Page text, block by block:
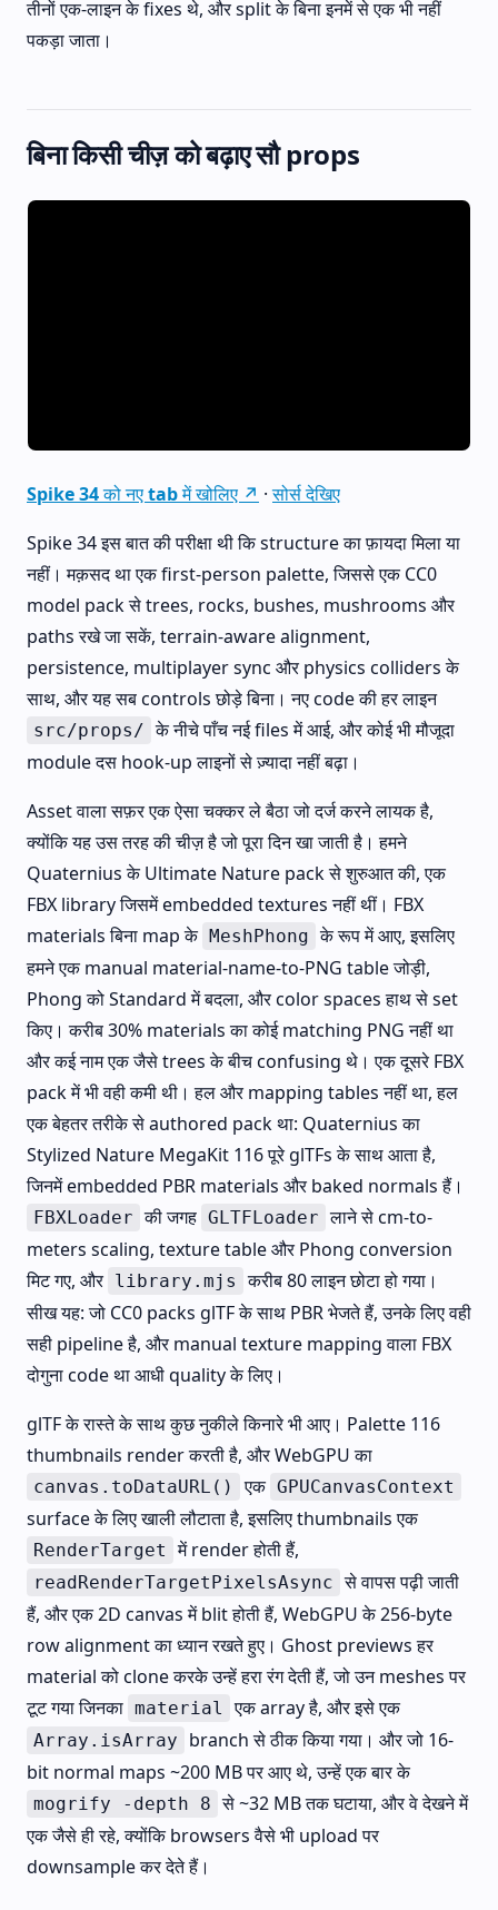
तीनों एक-लाइन के fixes थे, और split के बिना इनमें से एक भी नहीं
पकड़ा जाता।
बिना किसी चीज़ को बढ़ाए सौ props
Spike 34 को नए tab में खोलिए ↗ ·सोर्स देखिए
Spike 34 इस बात की परीक्षा थी कि structure का फ़ायदा मिला या
नहीं। मक़सद था एक first-person palette, जिससे एक CC0
model pack से trees, rocks, bushes, mushrooms और
paths रखे जा सकें, terrain-aware alignment,
persistence, multiplayer sync और physics colliders के
साथ, और यह सब controls छोड़े बिना। नए code की हर लाइन
src/props/ के नीचे पाँच नई files में आई, और कोई भी मौजूदा
module दस hook-up लाइनों से ज़्यादा नहीं बढ़ा।
Asset वाला सफ़र एक ऐसा चक्कर ले बैठा जो दर्ज करने लायक है,
क्योंकि यह उस तरह की चीज़ है जो पूरा दिन खा जाती है। हमने
Quaternius के Ultimate Nature pack से शुरुआत की, एक
FBX library जिसमें embedded textures नहीं थीं। FBX
materials बिना map के MeshPhong के रूप में आए, इसलिए
हमने एक manual material-name-to-PNG table जोड़ी,
Phong को Standard में बदला, और color spaces हाथ से set
किए। करीब 30% materials का कोई matching PNG नहीं था
और कई नाम एक जैसे trees के बीच confusing थे। एक दूसरे FBX
pack में भी वही कमी थी। हल और mapping tables नहीं था, हल
एक बेहतर तरीके से authored pack था: Quaternius का
Stylized Nature MegaKit 116 पूरे glTFs के साथ आता है,
जिनमें embedded PBR materials और baked normals हैं।
FBXLoader की जगह GLTFLoader लाने से cm-to-
meters scaling, texture table और Phong conversion
मिट गए, और library.mjs करीब 80 लाइन छोटा हो गया।
सीख यह: जो CC0 packs glTF के साथ PBR भेजते हैं, उनके लिए वही
सही pipeline है, और manual texture mapping वाला FBX
दोगुना code था आधी quality के लिए।
glTF के रास्ते के साथ कुछ नुकीले किनारे भी आए। Palette 116
thumbnails render करती है, और WebGPU का
canvas.toDataURL() एक GPUCanvasContext
surface के लिए खाली लौटाता है, इसलिए thumbnails एक
RenderTarget में render होती हैं,
readRenderTargetPixelsAsync से वापस पढ़ी जाती
हैं, और एक 2D canvas में blit होती हैं, WebGPU के 256-byte
row alignment का ध्यान रखते हुए। Ghost previews हर
material को clone करके उन्हें हरा रंग देती हैं, जो उन meshes पर
टूट गया जिनका material एक array है, और इसे एक
Array.isArray
branch से ठीक किया गया। और जो 16-
bit normal maps ~200 MB पर आए थे, उन्हें एक बार के
mogrify -depth 8 से ~32 MB तक घटाया, और वे देखने में
एक जैसे ही रहे, क्योंकि browsers वैसे भी upload पर
downsample कर देते हैं।